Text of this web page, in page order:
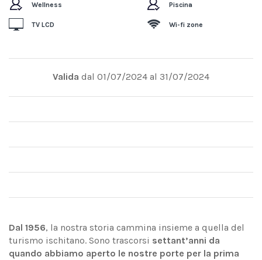
Wellness
TV LCD
Piscina
Wi-fi zone
Valida dal 01/07/2024 al 31/07/2024
Dal 1956, la nostra storia cammina insieme a quella del
turismo ischitano. Sono trascorsi settant’anni da
quando abbiamo aperto le nostre porte per la prima